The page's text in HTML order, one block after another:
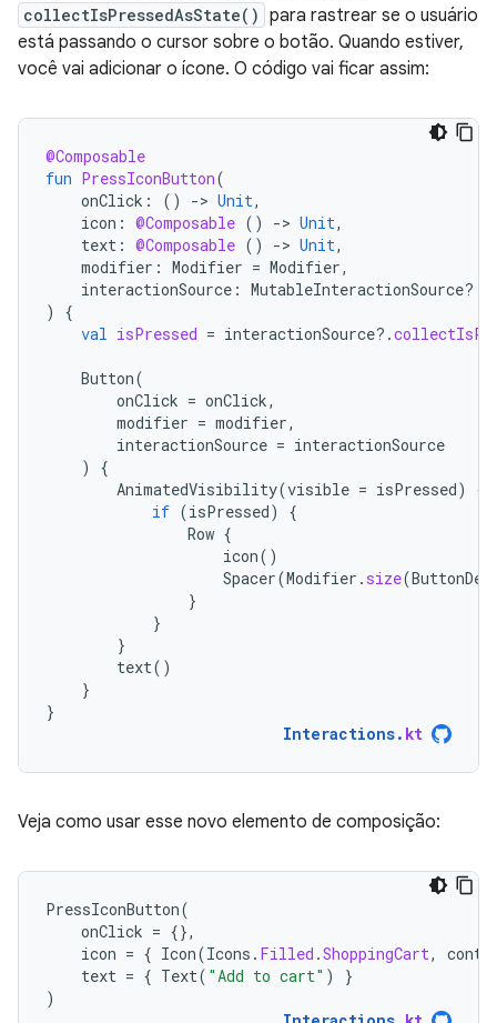
collectIsPressedAsState() para rastrear se o usuário
está passando o cursor sobre o botão. Quando estiver,
você vai adicionar o ícone. O código vai ficar assim:
@Composable
fun PressIconButton(
onClick : () -> Unit,
icon : @Composable () -> Unit,
text : @Composable () -> Unit,
modifier : Modifier = Modifier,
interactionSource : MutableInteractionSource?
)
{
val isPressed = interactionSource?.
Button(
onClick = onClick,
modifier = modifier,
interactionSource = interactionSource
)
{
AnimatedVisibility(visible = isPressed)
{
if (isPressed)
{
Row {
icon()
Spacer(Modifier . size(
}
}
}
text()
}
}
Interactions. kt
Veja como usar esse novo elemento de composição:
PressIconButton(
onClick = {},
icon = { Icon(Icons . Filled .ShoppingCart,
text = { Text( "Add to cart" )
}
)